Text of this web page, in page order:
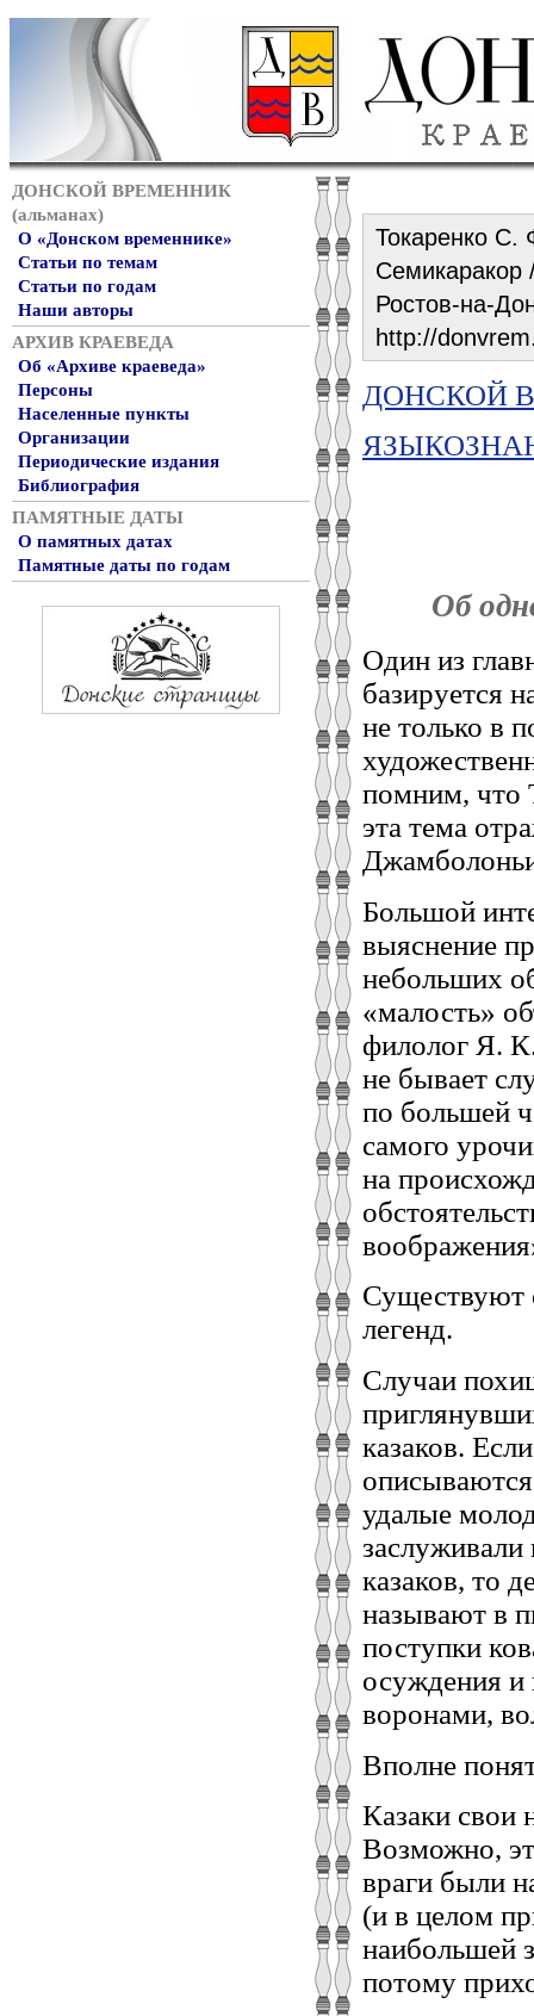
ДОНСКОЙ ВРЕМЕННИК
(альманах)
О «Донском временнике»
Статьи по темам
Статьи по годам
Наши авторы
АРХИВ КРАЕВЕДА
Об «Архиве краеведа»
Персоны
Населенные пункты
Организации
Периодические издания
Библиография
ПАМЯТНЫЕ ДАТЫ
О памятных датах
Памятные даты по годам
Токаренко С.
Семикаракор
Ростов-на-
http://
ДОНСКОЙ
Об
Один из
базируется
не только в
помним, что
эта тема
Большой
выяснение
небольших
«малость»
филолог Я.
не бывает
по большей
самого
на
Существуют
легенд.
Случаи
казаков.
удалые
заслуживали
казаков, то
называют в
поступки
осуждения и
воронами,
Вполне
Казаки свои
Возможно,
враги были
(и в целом
наибольшей
потому